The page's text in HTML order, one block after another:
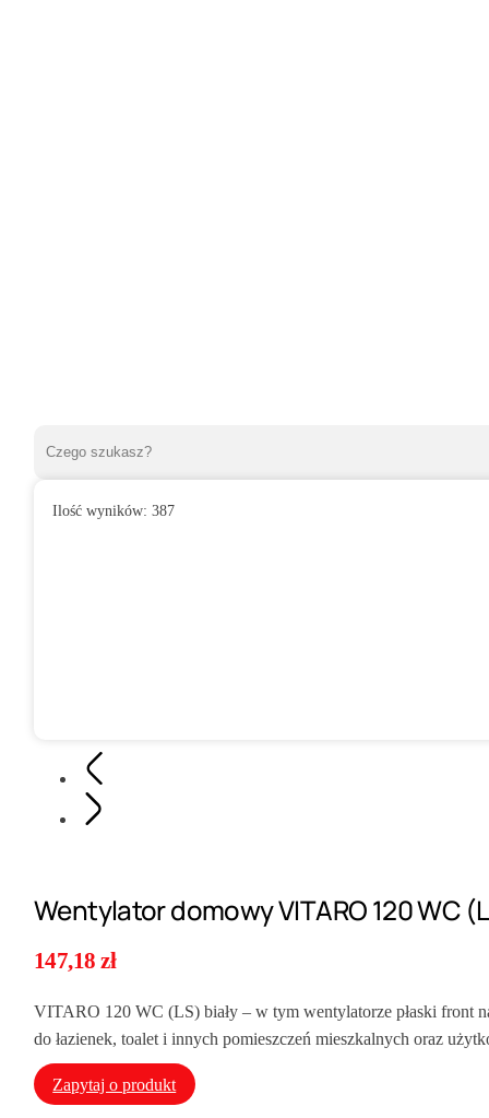
Ilość wyników:387
Wentylator domowy VITARO 120 WC
147,18zł
VITARO 120 WC (LS) biały – w tym wentylatorze płaski front
do łazienek, toalet i innych pomieszczeń mieszkalnych oraz
Zapytaj o produkt